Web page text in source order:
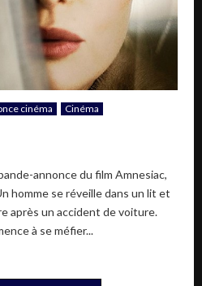
cinéma
Cinéma
annonce du film Amnesiac,
homme se réveille dans un lit et
après un accident de voiture.
à se méfier...